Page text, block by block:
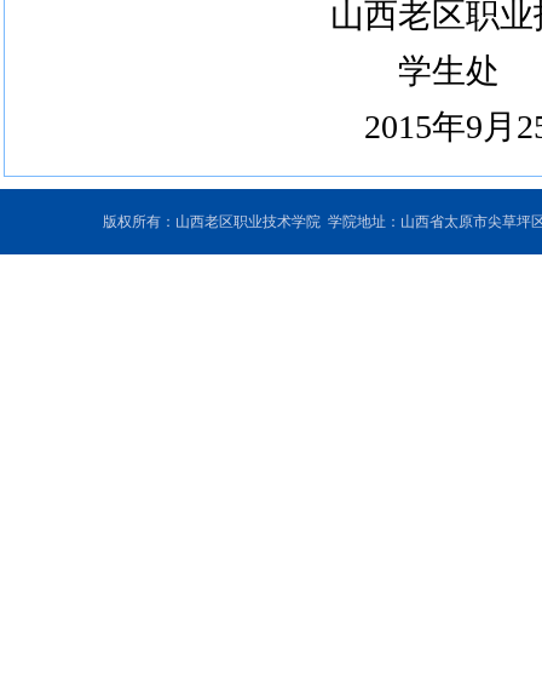
山西老区职
学生处
2015年9月
版权所有：山西老区职业技术学院 学院地址：山西省太原市尖草坪